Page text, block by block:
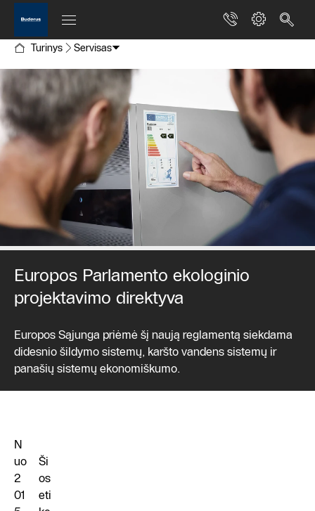
Turinys Servisas
Europos Parlamento ekologinio
projektavimo direktyva
Europos Sąjunga priėmė šį naują reglamentą siekdama
didesnio šildymo sistemų, karšto vandens sistemų ir
panašių sistemų ekonomiškumo.
N
uo
2
01
Ši
os
eti